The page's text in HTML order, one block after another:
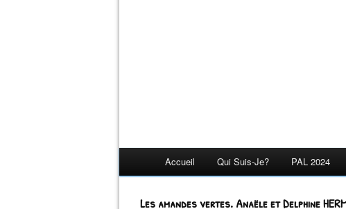
Accueil Qui Suis-Je? PAL 2024
Les amandes vertes. Anaële et Delphine